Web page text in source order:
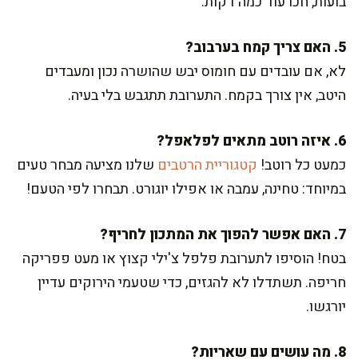
5. האם צריך קמח בערבוב?
לא, אם עובדים עם חומוס יבש שהושרה נכון ומעבדים
היטב, אין צורך בקמח. התערובת תתגבש בלי בעיה.
6. איזה רוטב מתאים לפלאפל?
כמעט כל רוטב! קטגוריית הרטבים שלנו מציעה מבחר טעים
במיוחד: טחינה, עמבה או אפילו יוגורט. תבחרו לפי הטעם!
7. האם אפשר להפוך את המתכון לחריף?
בטח! הוסיפו לתערובת פלפל צ'ילי קצוץ או מעט פפריקה
חריפה. תשתדלו לא להגזים, כדי שטעמי הירוקים עדיין
יורגשו.
8. מה עושים עם שאריות?